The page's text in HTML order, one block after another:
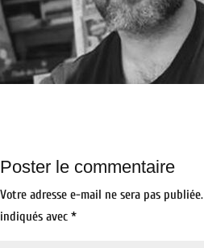
Poster le commentaire
Votre adresse e-mail ne sera pas publiée.
indiqués avec *